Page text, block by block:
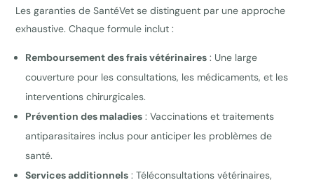
Les garanties de SantéVet se distinguent par une approche
exhaustive. Chaque formule inclut :
Remboursement des frais vétérinaires : Une large
couverture pour les consultations, les médicaments, et les
interventions chirurgicales.
Prévention des maladies : Vaccinations et traitements
antiparasitaires inclus pour anticiper les problèmes de
santé.
Services additionnels : Téléconsultations vétérinaires,